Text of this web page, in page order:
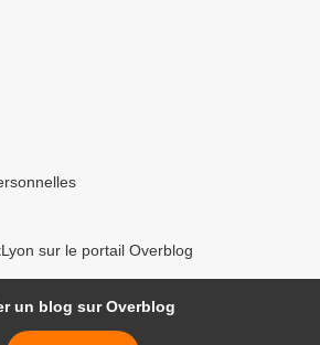
sur le portail Overblog
un blog sur Overblog